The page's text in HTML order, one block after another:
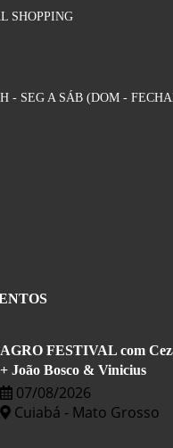
SHOPPING
- SEG A SÁB (DOM -
AGRO FESTIVAL com
+ João Bosco & Vinicius
07/08/2026
Cuiabá - Mato Grosso